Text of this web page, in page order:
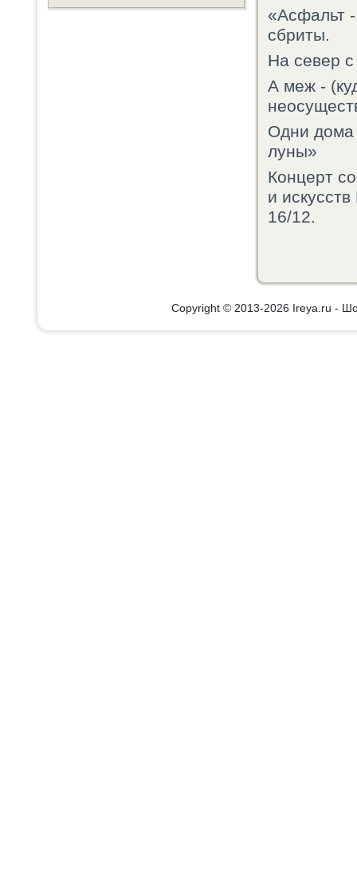
«Асфальт
сбриты.
На север
А меж -
Одни дома
луны»
Концерт
и
16/12.
Copyright © 2013-2026 Ireya.ru -